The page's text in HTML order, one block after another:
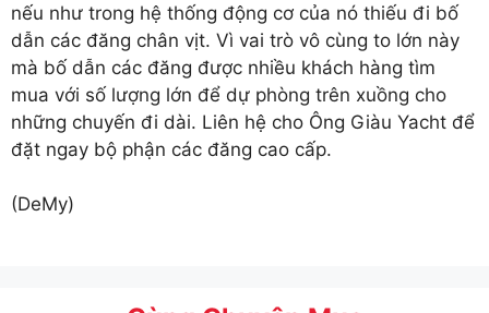
nếu như trong hệ thống động cơ của nó thiếu đi bố
dẫn các đăng chân vịt. Vì vai trò vô cùng to lớn này
mà bố dẫn các đăng được nhiều khách hàng tìm
mua với số lượng lớn để dự phòng trên xuồng cho
những chuyến đi dài. Liên hệ cho Ông Giàu Yacht để
đặt ngay bộ phận các đăng cao cấp.
(DeMy)